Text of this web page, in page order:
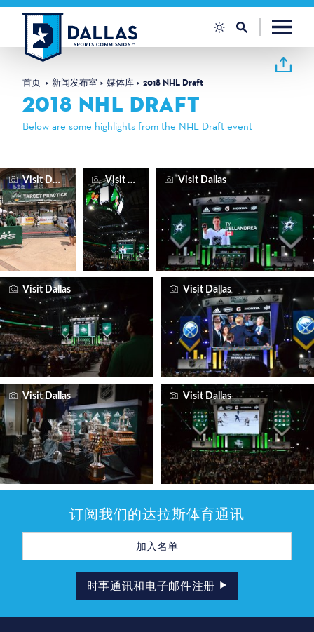
跳至内容
首页 新闻发布室 媒体库 2018 NHL Draft
2018 NHL DRAFT
Below are some highlights from the NHL Draft event
Visit Dallas Visit Dallas Visit Dallas
Visit Dallas Visit Dallas
Visit Dallas Visit Dallas
订阅我们的达拉斯体育通讯
电
邮
时事通讯和电子邮件注册